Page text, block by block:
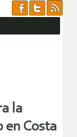
la
en Costa